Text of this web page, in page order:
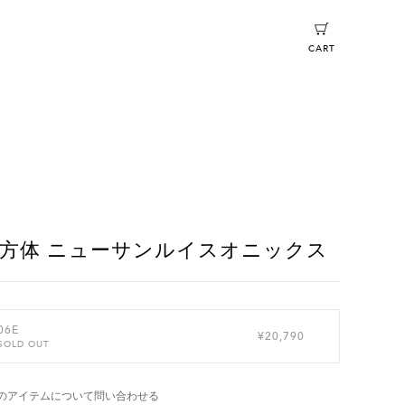
CART
体 ニューサンルイスオニックス
OUT
¥20,790
アイテムについて問い合わせる